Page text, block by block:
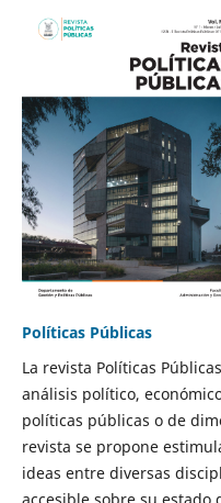
Políticas Públicas
La revista Políticas
análisis político,
políticas públicas o de
revista se propone
ideas entre diversas
accesible sobre su estado